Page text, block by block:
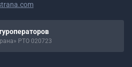
РТО 020723